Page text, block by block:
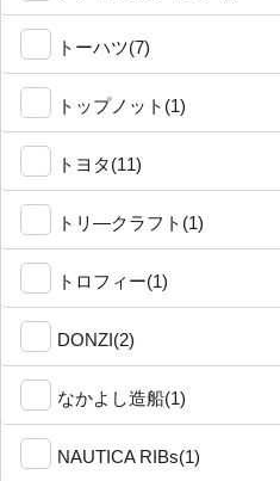
トーハツ(7)
トップノット(1)
トヨタ(11)
トリ―クラフト(1)
トロフィー(1)
DONZI(2)
なかよし造船(1)
NAUTICA RIBs(1)